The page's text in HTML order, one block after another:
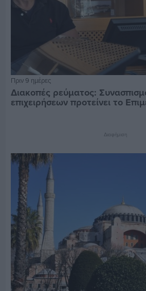
Πριν 9 ημέρες
Διακοπές ρεύματος:
επιχειρήσεων προτείνει το
Διαφήμιση